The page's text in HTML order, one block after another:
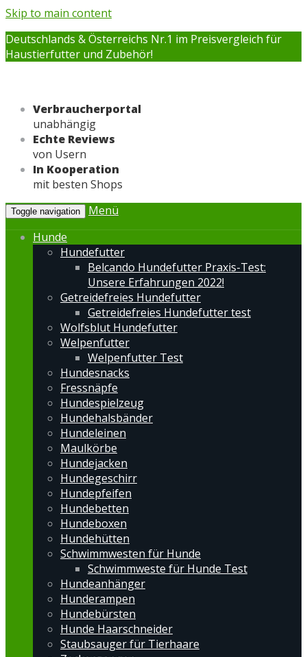
Skip to main content
Deutschlands & Österreichs Nr.1 im Preisvergleich für
Haustierfutter und Zubehör!
Verbraucherportal
unabhängig
Echte Reviews
von Usern
In Kooperation
mit besten Shops
Toggle navigation
Menü
Hunde
Hundefutter
Belcando Hundefutter Praxis-Test:
Unsere Erfahrungen 2022!
Getreidefreies Hundefutter
Getreidefreies Hundefutter test
Wolfsblut Hundefutter
Welpenfutter
Welpenfutter Test
Hundesnacks
Fressnäpfe
Hundespielzeug
Hundehalsbänder
Hundeleinen
Maulkörbe
Hundejacken
Hundegeschirr
Hundepfeifen
Hundebetten
Hundeboxen
Hundehütten
Schwimmwesten für Hunde
Schwimmweste für Hunde Test
Hundeanhänger
Hunderampen
Hundebürsten
Hunde Haarschneider
Staubsauger für Tierhaare